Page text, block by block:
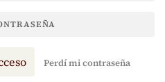
Perdí mi contraseña